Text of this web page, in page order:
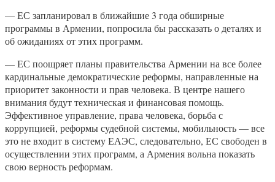
— ЕС запланировал в ближайшие 3 года обширные
программы в Армении, попросила бы рассказать о деталях и
об ожиданиях от этих программ.
— ЕС поощряет планы правительства Армении на все более
кардинальные демократические реформы, направленные на
приоритет законности и прав человека. В центре нашего
внимания будут техническая и финансовая помощь.
Эффективное управление, права человека, борьба с
коррупцией, реформы судебной системы, мобильность — все
это не входит в систему ЕАЭС, следовательно, ЕС свободен в
осуществлении этих программ, а Армения вольна показать
свою верность реформам.